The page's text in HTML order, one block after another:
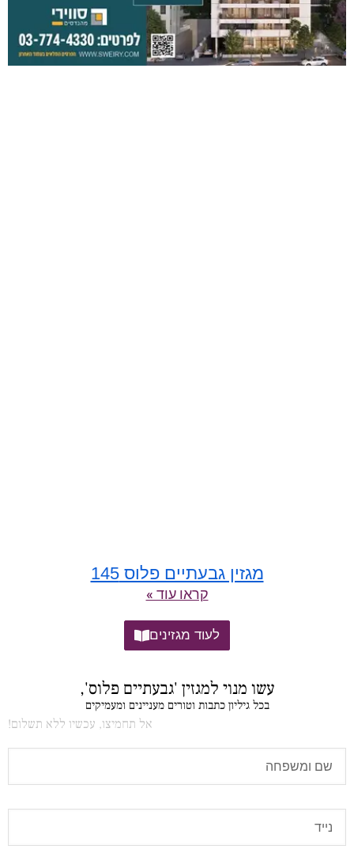
מגזין גבעתיים פלוס 145
קראו עוד »
לעוד מגזינים
עשו מנוי למגזין 'גבעתיים פלוס',
בכל גיליון כתבות וטורים מעניינים ומעמיקים
אל תחמיצו, עכשיו ללא תשלום!